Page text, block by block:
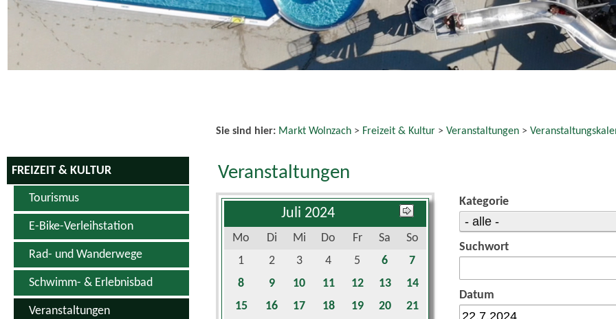
FREIZEIT & KULTUR
Tourismus
E-Bike-Verleihstation
Rad- und Wanderwege
Schwimm- & Erlebnisbad
Veranstaltungen
Sie sind hier: Markt Wolnzach> Freizeit & Kultur> Veranstaltungen>
Veranstaltungen
Juli 2024
Mo Di Mi Do Fr Sa
So
1
2 3 4 5 6
7
8
9 10 11 12 13
14
15
16 17 18 19 20
21
Kategorie
Suchwort
Datum